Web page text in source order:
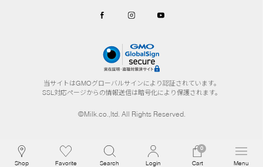
当サイトはGMOグローバルサインにより認証されています。
SSL対応ページからの情報送信は暗号化により保護されます。
©Milk.co.,ltd. All Rights Reserved.
Shop Favorite Search Login
0
Cart Menu